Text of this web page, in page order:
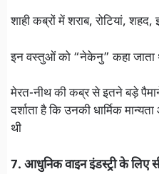
शाही कब्रों में शराब, रोटियां,
इन वस्तुओं को “नेकेनु” कहा जाता
मेरत-नीथ की कब्र से इतने बड़े
दर्शाता है कि उनकी धार्मिक
थी
7. आधुनिक वाइन इंडस्ट्री के लिए